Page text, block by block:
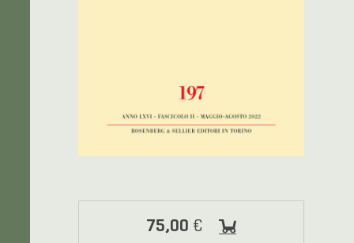
75,00 €